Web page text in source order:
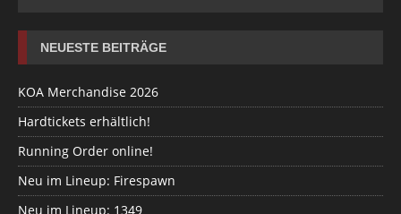
NEUESTE BEITRÄGE
KOA Merchandise 2026
Hardtickets erhältlich!
Running Order online!
Neu im Lineup: Firespawn
Neu im Lineup: 1349